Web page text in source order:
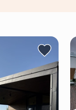
водні розваги,
спокою та
метушні та
відпочинку на